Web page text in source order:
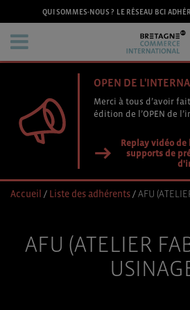
QUI SOMMES-NOUS ? LE RÉSEAU BCI
OPEN DE
Merci à tous d’avoir
édition de l’OPEN de
Replay vidéo
supports de
Accueil / Liste des adhérents/AFU
AFU (ATELIER